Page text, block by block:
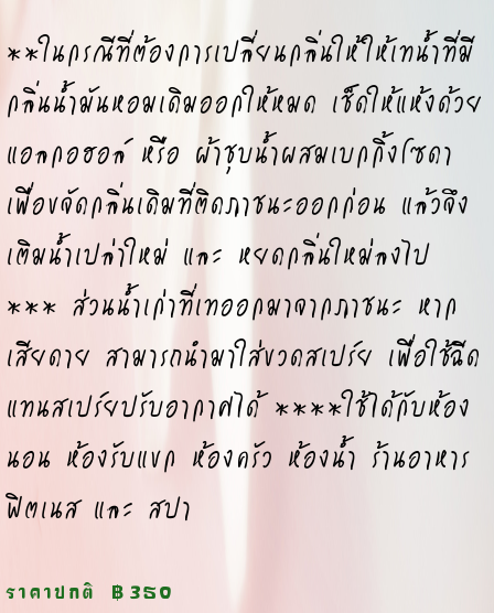
**ในกรณีที่ต้องการเปลี่ยนกลิ่นให้ให้เทน้ำที่มี
กลิ่นน้ำมันหอมเดิมออกให้หมด เช็ดให้แห้งด้วย
แอลกอฮอล์ หรือ ผ้าชุบน้ำผสมเบกกิ้งโซดา
เพื่อขจัดกลิ่นเดิมที่ติดภาชนะออกก่อน แล้วจึง
เติมน้ำเปล่าใหม่ และ หยดกลิ่นใหม่ลงไป
*** ส่วนน้ำเก่าที่เทออกมาจากภาชนะ หาก
เสียดาย สามารถนำมาใส่ขวดสเปร์ย เพื่อใช้ฉีด
แทนสเปร์ยปรับอากาศได้ ****ใช้ได้กับห้อง
นอน ห้องรับแขก ห้องครัว ห้องน้ำ ร้านอาหาร
ฟิตเนส และ สปา
ราคาปกติ ฿350